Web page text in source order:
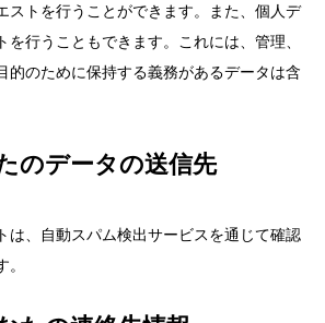
ストを行うことができます。また、個人デ
を行うこともできます。これには、管理、
的のために保持する義務があるデータは含
のデータの送信先
は、自動スパム検出サービスを通じて確認